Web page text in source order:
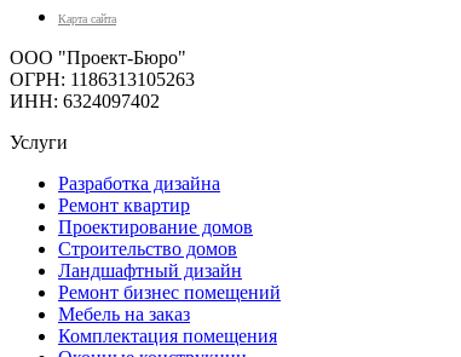
Карта сайта
ООО "Проект-Бюро"
ОГРН: 1186313105263
ИНН: 6324097402
Услуги
Разработка дизайна
Ремонт квартир
Проектирование домов
Строительство домов
Ландшафтный дизайн
Ремонт бизнес помещений
Мебель на заказ
Комплектация помещения